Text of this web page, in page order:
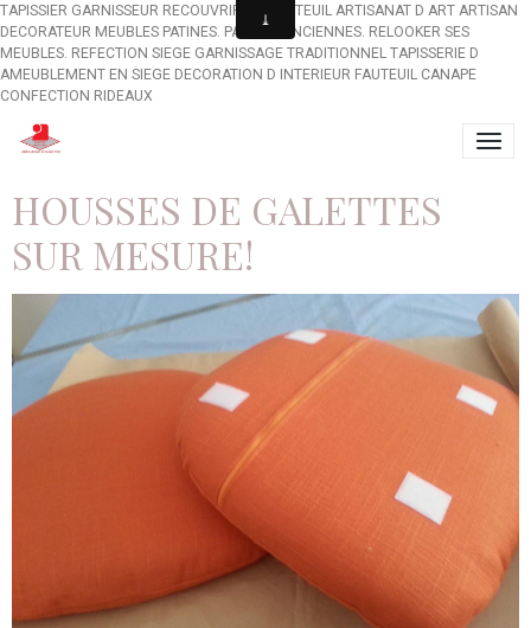
TAPISSIER GARNISSEUR RECOUVRIR UN FAUTEUIL ARTISANAT D ART ARTISAN
DECORATEUR MEUBLES PATINES. PATINES ANCIENNES. RELOOKER SES
MEUBLES. REFECTION SIEGE GARNISSAGE TRADITIONNEL TAPISSERIE D
AMEUBLEMENT EN SIEGE DECORATION D INTERIEUR FAUTEUIL CANAPE
CONFECTION RIDEAUX
HOUSSES DE GALETTES
SUR MESURE!